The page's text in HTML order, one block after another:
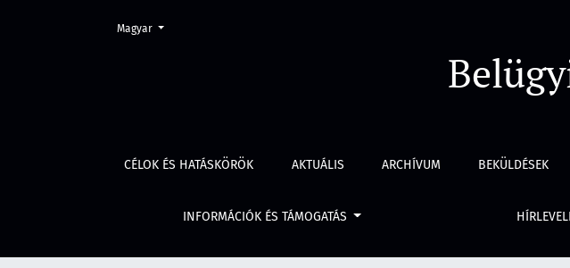
A COVID hatása a humánerőforrás-menedzsment fejlesztésére a
CÉLOK ÉS HATÁSKÖRÖK AKTUÁLIS ARCHÍVUM BEKÜLDÉSEK
INFORMÁCIÓK ÉS TÁMOGATÁS
Change the language. The current language is:
Magyar